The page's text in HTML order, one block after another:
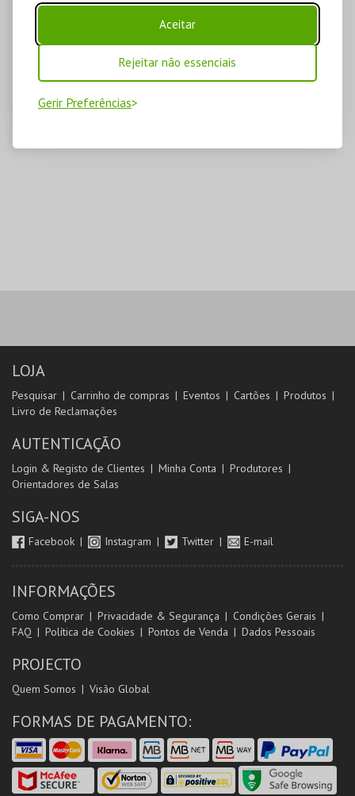
Aceitar
Rejeitar não essenciais
Gerir Preferências
LOJA
Pesquisar Carrinho de compras Eventos Cartões
Produtos
Livro de Reclamações
AUTENTICAÇÃO
Login & Registo de Clientes Minha Conta
Produtores
Orientadores de Salas
SIGA-NOS
Facebook Instagram Twitter E-mail
INFORMAÇÕES
Como Comprar Privacidade & Segurança
Condições Gerais
FAQ
Política de Cookies Pontos de Venda Dados Pessoais
PROJECTO
Quem Somos Visão Global
FORMAS DE PAGAMENTO: